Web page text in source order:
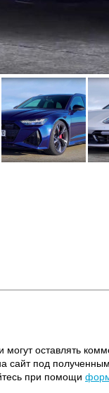
могут оставлять
сайт под
при помощи